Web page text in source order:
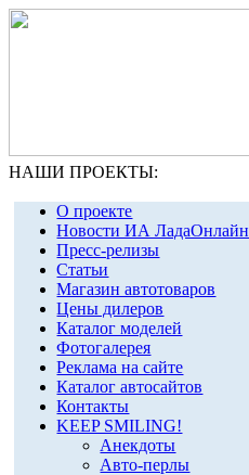
НАШИ ПРОЕКТЫ:
О проекте
Новости ИА ЛадаОнлайн
Пресс-релизы
Статьи
Магазин автотоваров
Цены дилеров
Каталог моделей
Фотогалерея
Реклама на сайте
Каталог автосайтов
Контакты
KEEP SMILING!
Анекдоты
Авто-перлы